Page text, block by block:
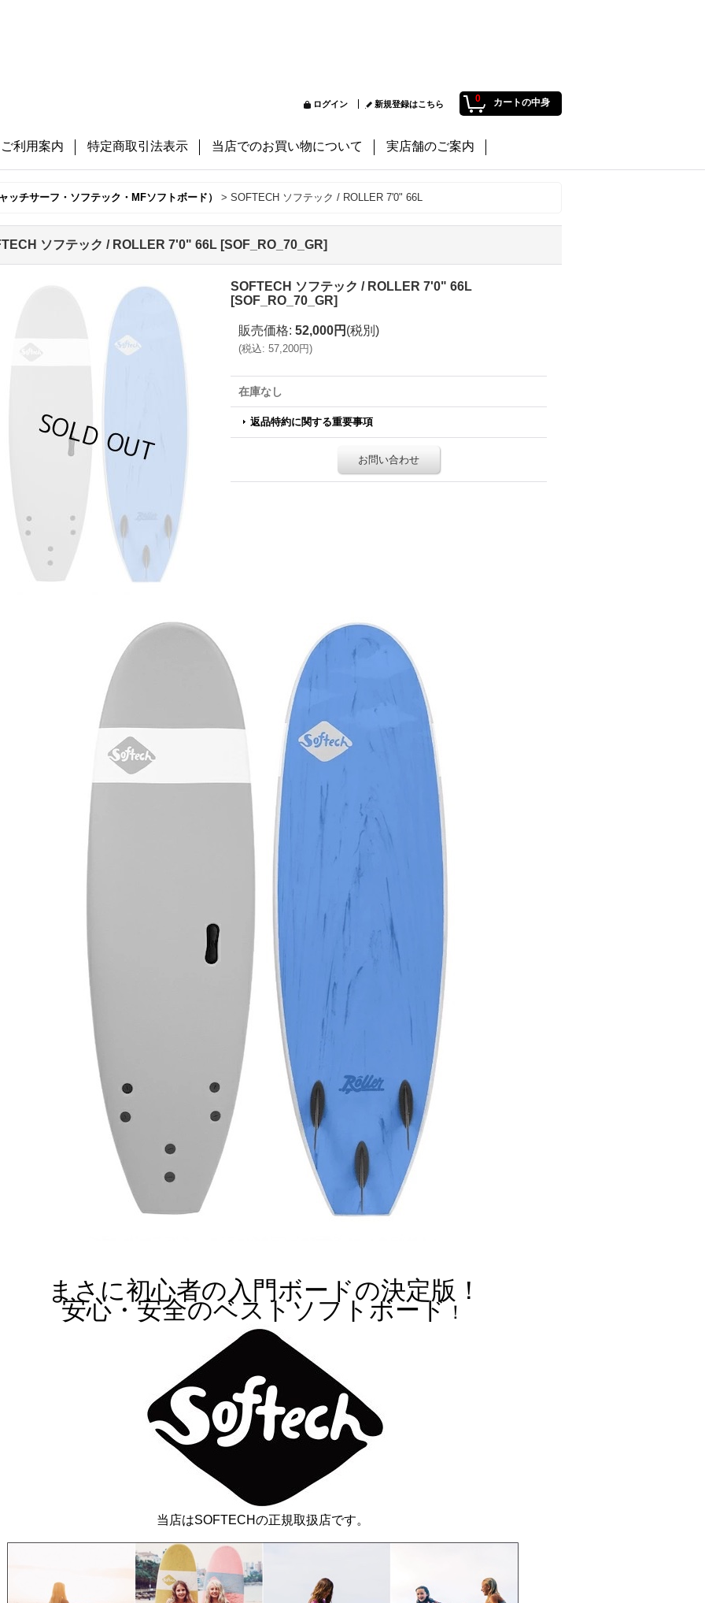
0 カートの中身
ログイン 新規登録はこちら
ご利用案内 特定商取引法表示 当店でのお買い物について 実店舗のご案内
ッチサーフ・ソフテック・MFソフトボード） > SOFTECH ソフテック / ROLLER 7'0" 66L
ソフテック / ROLLER 7'0" 66L [SOF_RO_70_GR]
SOFTECH ソフテック / ROLLER 7'0" 66L
[SOF_RO_70_GR]
販売価格: 52,000円 (税別)
(税込: 57,200円)
在庫なし
返品特約に関する重要事項
お問い合わせ
まさに初心者の入門ボードの決定版！
安心・安全のベストソフト ボード ！
当店はSOFTECHの正規取扱店です。